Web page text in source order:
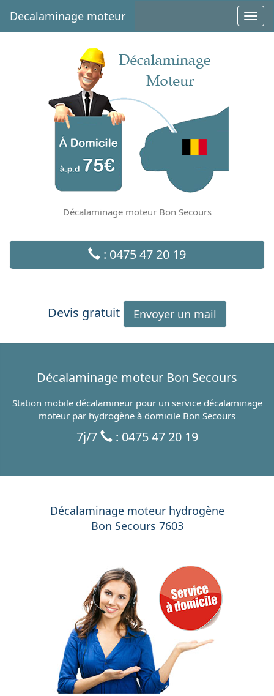
Decalaminage moteur
Décalaminage moteur Bon Secours
: 0475 47 20 19
Devis gratuit Envoyer un mail
Décalaminage moteur Bon Secours
Station mobile décalamineur pour un service décalaminage
moteur par hydrogène à domicile Bon Secours
7j/7 : 0475 47 20 19
Décalaminage moteur hydrogène
Bon Secours 7603